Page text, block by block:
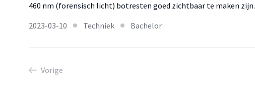
460 nm (forensisch licht) botresten goed zichtbaar te maken zijn.
2023-03-10
Techniek Bachelor
Vorige